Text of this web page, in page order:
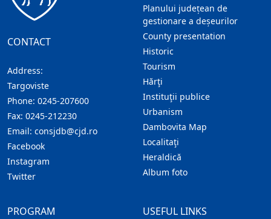
CONTACT
Address:
Targoviste
Phone: 0245-207600
Fax: 0245-212230
Email: consjdb@cjd.ro
Facebook
Instagram
Twitter
Planului județean de
gestionare a deșeurilor
County presentation
Historic
Tourism
Hărţi
Instituţii publice
Urbanism
Dambovita Map
Localitaţi
Heraldică
Album foto
USEFUL LINKS
PROGRAM